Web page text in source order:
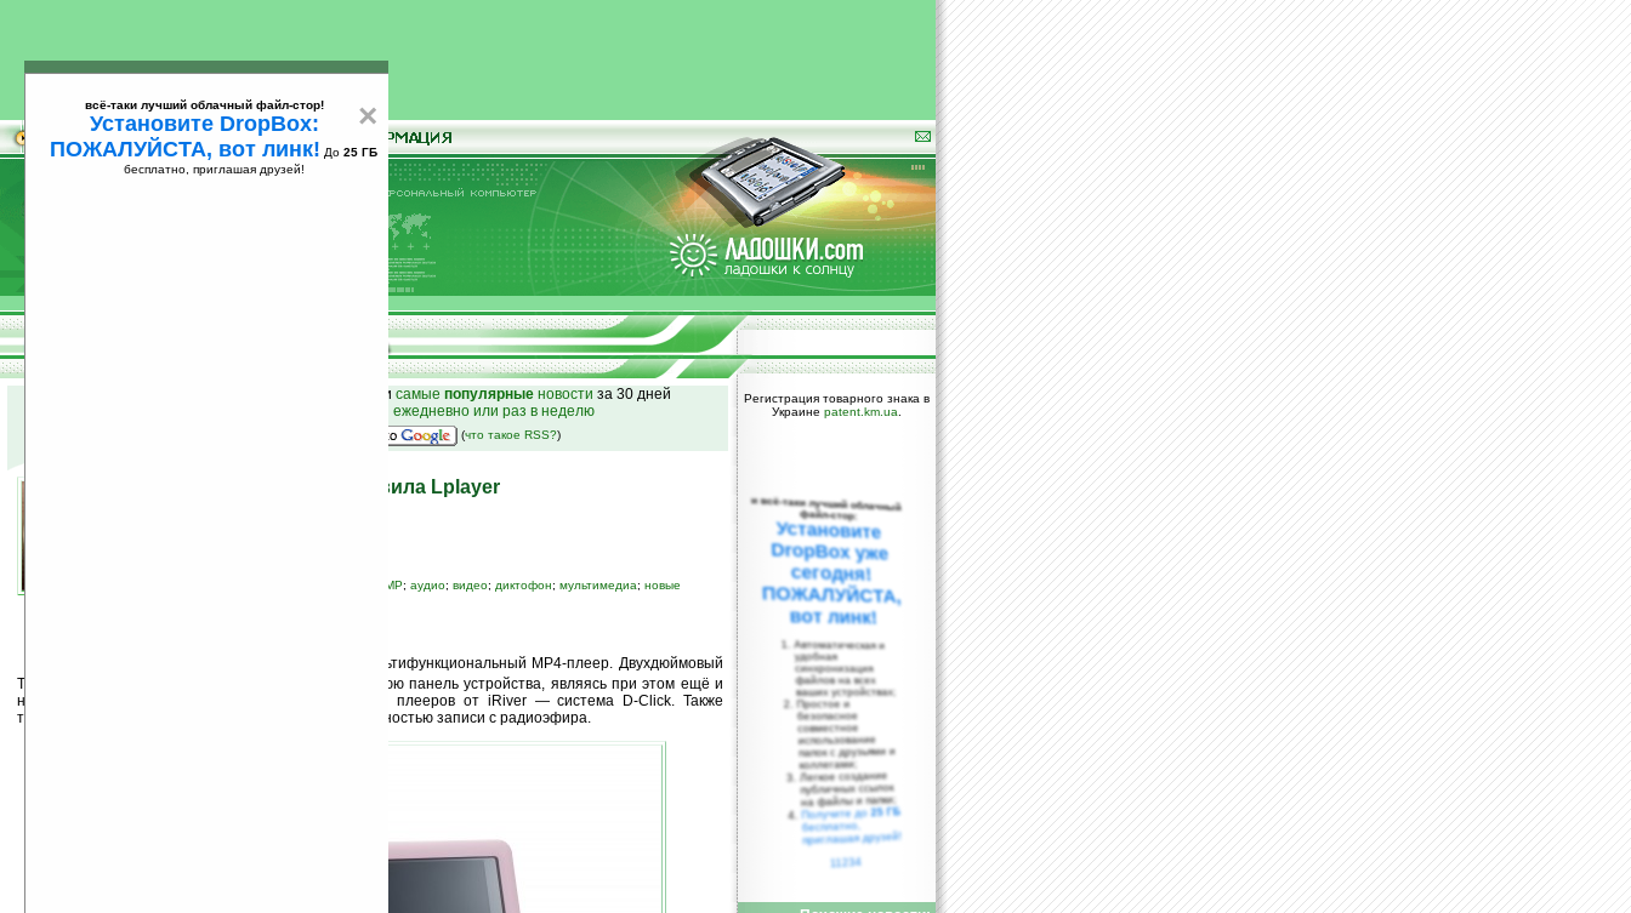
25
и самые популярные новости за 30 дней
на email ежедневно или раз в неделю
(что такое RSS?)
Компания iRiver представила Lplayer
PMP; аудио; видео; диктофон; мультимедиа; новые
омпания iRiver представила Lplayer — мультифункциональный MP4-плеер. Двухдюймовый
TFT LCD-дисплей занимает практически всю преднюю панель устройства, являясь при этом ещё и
навигационной клавишей: фирменная особенность плееров от iRiver — система D-Click. Также
телефон оснащён FM-радио и диктофоном с возможностью записи с радиоэфира.
Регистрация товарного знака в
Украине patent.km.ua
×
всё-таки лучший облачный файл-стор!
Установите DropBox:
ПОЖАЛУЙСТА, вот линк! До 25 ГБ
бесплатно, приглашая друзей!
и всё-таки лучший облачный
файл-стор:
Установите
DropBox уже
сегодня!
ПОЖАЛУЙСТА,
вот линк!
Автоматическая и
удобная
синхронизация
файлов на всех
ваших устройствах;
Простое и
безопасное
совместное
использование
папок с друзьями и
коллегами;
Легкое создание
публичных ссылок
на файлы и папки;
Получите до25 ГБ
бесплатно,
приглашая друзей!
11234